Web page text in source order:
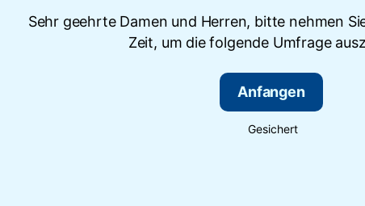
Sehr geehrte Damen und Herren, bitte nehmen
Zeit, um die folgende Umfrage
Anfangen
Gesichert